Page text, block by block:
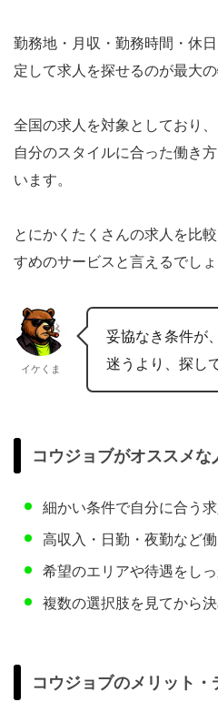
勤務地・月収・勤務時間・休
定して求人を探せるのが最大の
全国の求人を対象としており
自分のスタイルに合った働き
います。
とにかくたくさんの求人を比
すめのサービスと言えるでしょ
イケくま
妥協なき条件が
迷うより、探し
コウジョブがオススメな
細かい条件で自分に合う
高収入・日勤・夜勤など
希望のエリアや待遇をし
複数の選択肢を見てから
コウジョブのメリット・